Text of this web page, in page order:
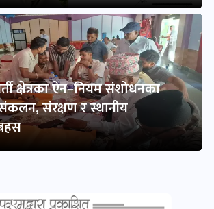
क्षेत्रका ऐन–नियम संशोधनका
संरक्षण र स्थानीय